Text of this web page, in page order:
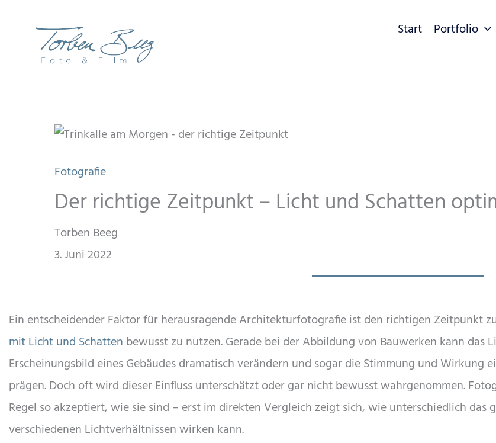
springen
Start Portfolio
Fotografie
Der richtige Zeitpunkt – Licht und Schatten
Torben Beeg
3. Juni 2022
Ein entscheidender Faktor für herausragende Architekturfotografie ist den richtigen Zeitpunkt
mit Licht und Schatten bewusst zu nutzen. Gerade bei der Abbildung von Bauwerken kann das
Erscheinungsbild eines Gebäudes dramatisch verändern und sogar die Stimmung und Wirkung
prägen. Doch oft wird dieser Einfluss unterschätzt oder gar nicht bewusst wahrgenommen.
Regel so akzeptiert, wie sie sind – erst im direkten Vergleich zeigt sich, wie unterschiedlich das
verschiedenen Lichtverhältnissen wirken kann.